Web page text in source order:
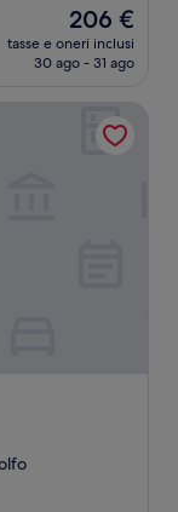
Il
prezzo
attuale
206 €
206 €
tasse e oneri inclusi
30 ago - 31 ago